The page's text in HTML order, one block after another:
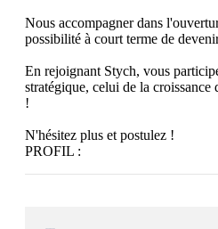
Nous accompagner dans
possibilité à court terme de
En rejoignant Stych, vous
stratégique, celui de la croissance
!
N'hésitez plus et postulez !
PROFIL :